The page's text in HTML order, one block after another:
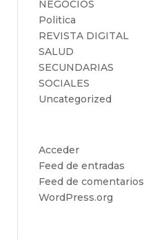
NEGOCIOS
Politica
REVISTA DIGITAL
SALUD
SECUNDARIAS
SOCIALES
Uncategorized
Acceder
Feed de entradas
Feed de comentarios
WordPress.org